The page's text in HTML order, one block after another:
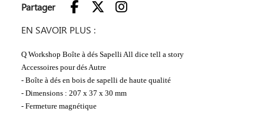
Partager
EN SAVOIR PLUS :
Q Workshop Boîte à dés Sapelli All dice tell a story
Accessoires pour dés Autre
- Boîte à dés en bois de sapelli de haute qualité
- Dimensions : 207 x 37 x 30 mm
- Fermeture magnétique